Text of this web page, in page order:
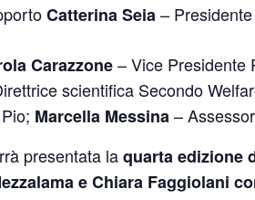
Catterina Seia–
Carazzone– Vice Presidente
scientifica Secondo
Marcella Messina–
presentata laquarta edizione
e Chiara Faggiolani